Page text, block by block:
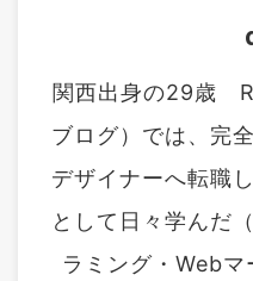
関西出身の29歳
ブログ）では、完
デザイナーへ転職
として日々学んだ
ラミング・Web